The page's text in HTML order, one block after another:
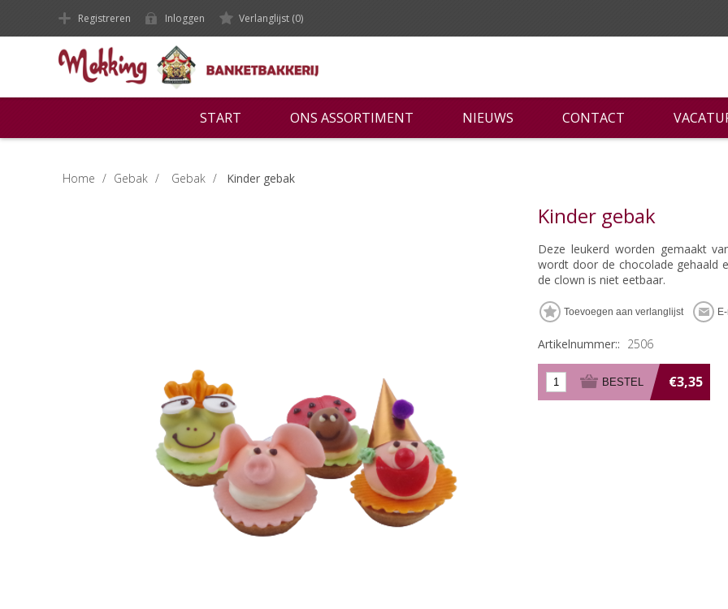
Registreren Inloggen Verlanglijst (0)
START ONS ASSORTIMENT NIEUWS CONTACT
Home / Gebak / Gebak / Kinder gebak
Kinder gebak
Deze leukerd worden gemaakt
wordt door de chocolade gehaald
de clown is niet eetbaar.
Artikelnummer:: 2506
€3,35